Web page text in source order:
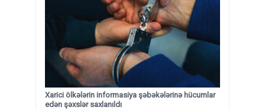
Xarici ölkələrin informasiya şəbəkələrinə hücumlar
edən şəxslər saxlanıldı